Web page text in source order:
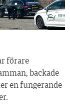
förare
backade
en fungerande